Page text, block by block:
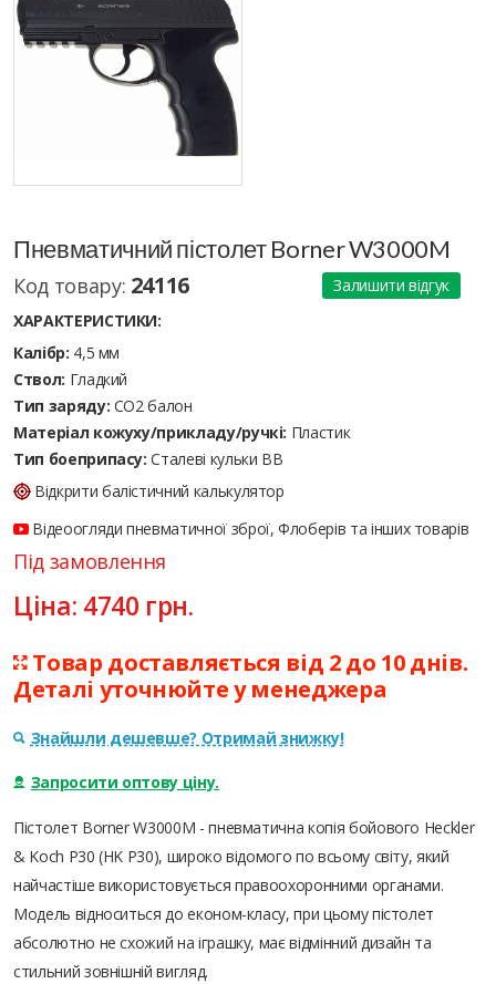
Пневматичний пістолет Borner W3000M
Код товару: 24116
Залишити відгук
ХАРАКТЕРИСТИКИ:
Калібр: 4,5 мм
Ствол: Гладкий
Тип заряду: CO2 балон
Матеріал кожуху/прикладу/ручкі: Пластик
Тип боеприпасу: Сталеві кульки ВВ
Відкрити балістичний калькулятор
Відеоогляди пневматичної зброї, Флоберів та інших товарів
Під замовлення
Ціна: 4740 грн.
Товар доставляється від 2 до 10 днів.
Деталі уточнюйте у менеджера
Знайшли дешевше? Отримай знижку!
Запросити оптову ціну.
Пістолет Borner W3000M - пневматична копія бойового Heckler
& Koch P30 (HK P30), широко відомого по всьому світу, який
найчастіше використовується правоохоронними органами.
Модель відноситься до економ-класу, при цьому пістолет
абсолютно не схожий на іграшку, має відмінний дизайн та
стильний зовнішній вигляд.